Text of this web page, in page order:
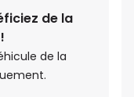
de la
de la